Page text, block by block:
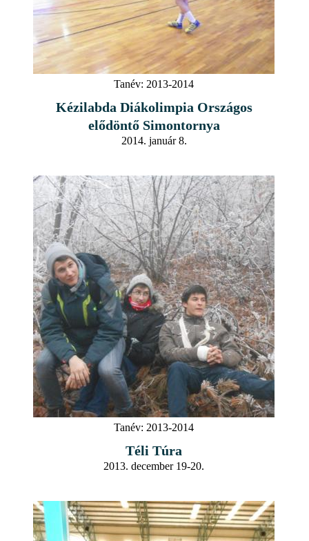
Tanév: 2013-2014
Kézilabda Diákolimpia Országos
elődöntő Simontornya
2014. január 8.
Tanév: 2013-2014
Téli Túra
2013. december 19-20.